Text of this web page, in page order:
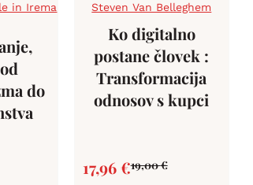
in Irema
do
Steven Van Belleghem
Ko digitalno
postane človek :
Transformacija
odnosov s kupci
19,00€
17,96€